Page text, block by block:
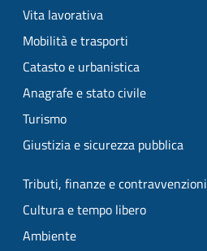
Vita lavorativa
Mobilità e trasporti
Catasto e urbanistica
Anagrafe e stato civile
Turismo
Giustizia e sicurezza pubblica
Tributi, finanze e contravvenzioni
Cultura e tempo libero
Ambiente